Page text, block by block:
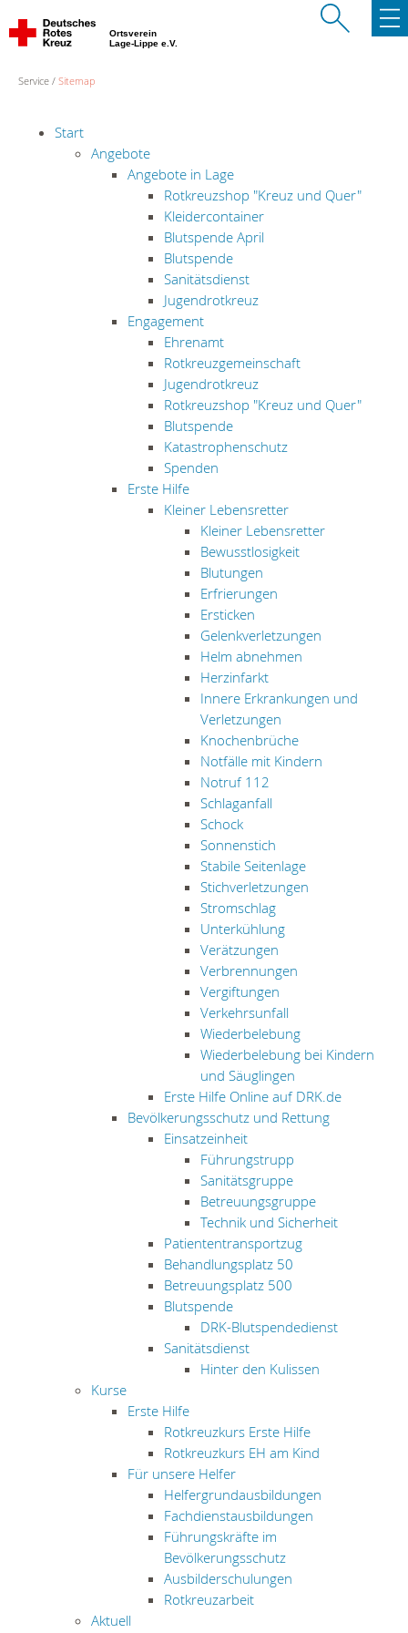
Ortsverein
Lage-Lippe e.V.
Service Sitemap
Start
Angebote
Angebote in Lage
Rotkreuzshop "Kreuz und Quer"
Kleidercontainer
Blutspende April
Blutspende
Sanitätsdienst
Jugendrotkreuz
Engagement
Ehrenamt
Rotkreuzgemeinschaft
Jugendrotkreuz
Rotkreuzshop "Kreuz und Quer"
Blutspende
Katastrophenschutz
Spenden
Erste Hilfe
Kleiner Lebensretter
Kleiner Lebensretter
Bewusstlosigkeit
Blutungen
Erfrierungen
Ersticken
Gelenkverletzungen
Helm abnehmen
Herzinfarkt
Innere Erkrankungen und
Verletzungen
Knochenbrüche
Notfälle mit Kindern
Notruf 112
Schlaganfall
Schock
Sonnenstich
Stabile Seitenlage
Stichverletzungen
Stromschlag
Unterkühlung
Verätzungen
Verbrennungen
Vergiftungen
Verkehrsunfall
Wiederbelebung
Wiederbelebung bei Kindern
und Säuglingen
Erste Hilfe Online auf DRK.de
Bevölkerungsschutz und Rettung
Einsatzeinheit
Führungstrupp
Sanitätsgruppe
Betreuungsgruppe
Technik und Sicherheit
Patiententransportzug
Behandlungsplatz 50
Betreuungsplatz 500
Blutspende
DRK-Blutspendedienst
Sanitätsdienst
Hinter den Kulissen
Kurse
Erste Hilfe
Rotkreuzkurs Erste Hilfe
Rotkreuzkurs EH am Kind
Für unsere Helfer
Helfergrundausbildungen
Fachdienstausbildungen
Führungskräfte im
Bevölkerungsschutz
Ausbilderschulungen
Rotkreuzarbeit
Aktuell